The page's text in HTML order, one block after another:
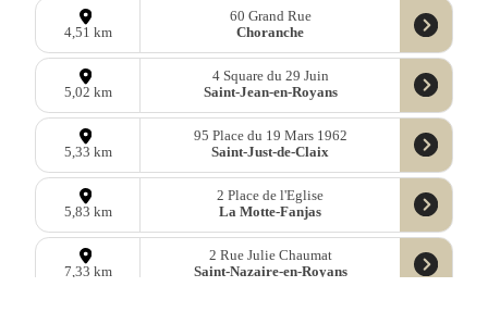
4,51 km
60 Grand Rue
Choranche
5,02 km
4 Square du 29 Juin
Saint-Jean-en-Royans
5,33 km
95 Place du 19 Mars 1962
Saint-Just-de-Claix
5,83 km
2 Place de l'Eglise
La Motte-Fanjas
7,33 km
2 Rue Julie Chaumat
Saint-Nazaire-en-Royans